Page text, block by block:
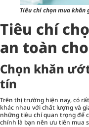
Tiêu chí chọn mua
Tiêu chí
an toàn
Chọn khăn
tín
Trên thị trường hiện nay, có
khác nhau với chất lượng và
những tiêu chí quan trọng để
chính là bạn nên ưu tiên mua